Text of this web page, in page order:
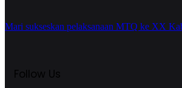
Mari sukseskan pelaksanaan MTQ ke XX
Follow Us